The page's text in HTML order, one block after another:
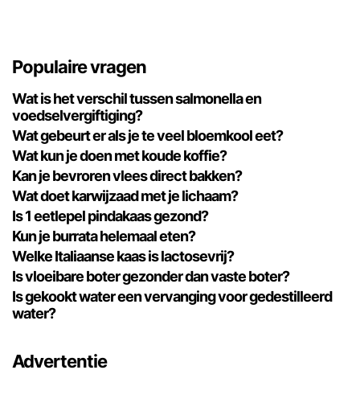
Populaire vragen
Wat is het verschil tussen salmonella en
voedselvergiftiging?
Wat gebeurt er als je te veel bloemkool eet?
Wat kun je doen met koude koffie?
Kan je bevroren vlees direct bakken?
Wat doet karwijzaad met je lichaam?
Is 1 eetlepel pindakaas gezond?
Kun je burrata helemaal eten?
Welke Italiaanse kaas is lactosevrij?
Is vloeibare boter gezonder dan vaste boter?
Is gekookt water een vervanging voor gedestilleerd
water?
Advertentie